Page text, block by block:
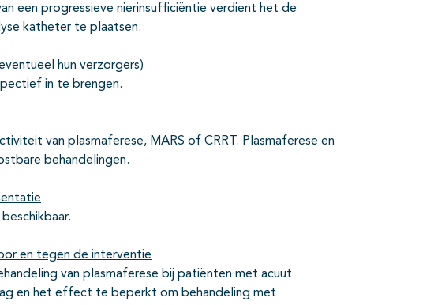
een progressieve nierinsufficiëntie verdient het de
katheter te plaatsen.
hun verzorgers)
in te brengen.
van plasmaferese, MARS of CRRT. Plasmaferese en
behandelingen.
en tegen de interventie
van plasmaferese bij patiënten met acuut
en het effect te beperkt om behandeling met